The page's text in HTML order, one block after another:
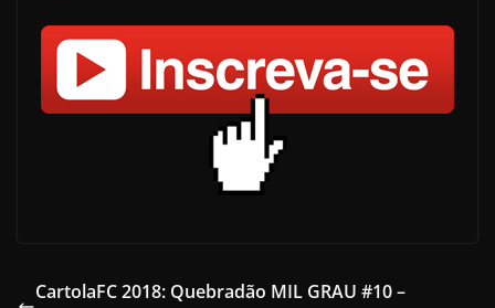
CartolaFC 2018: Quebradão MIL GRAU #10 –